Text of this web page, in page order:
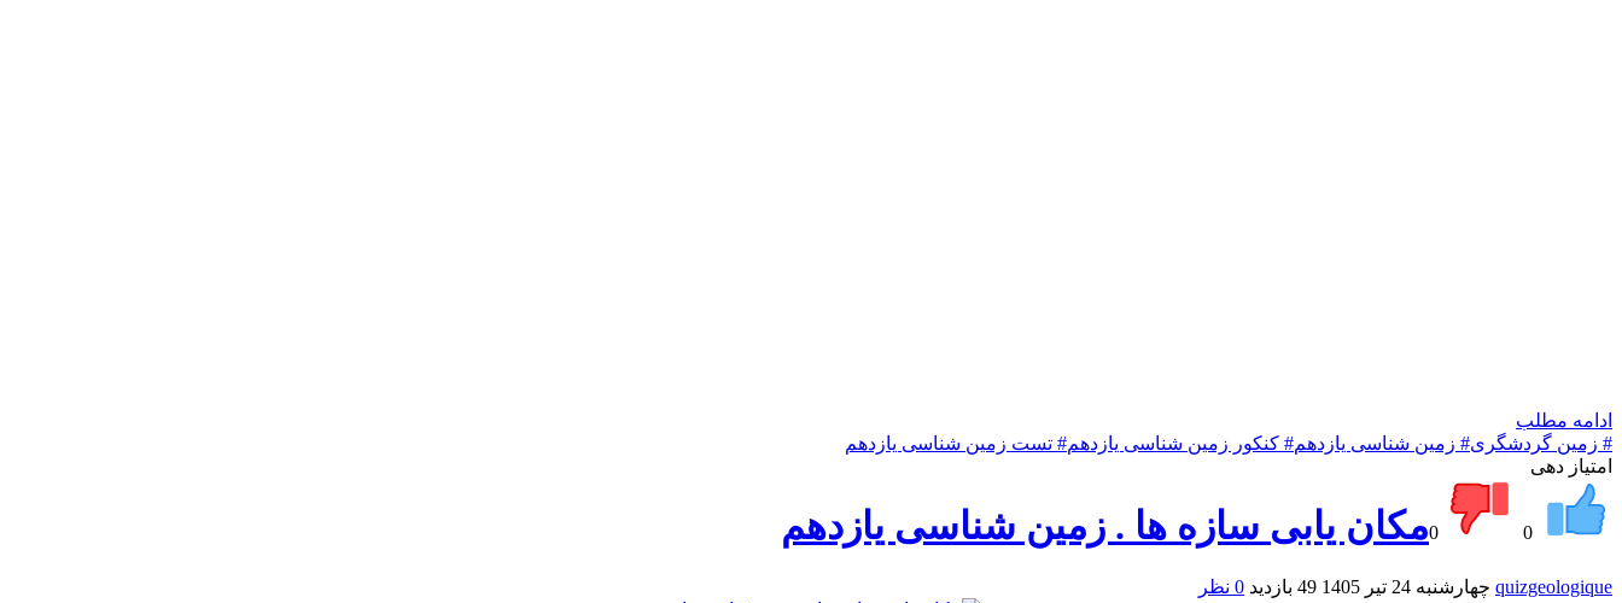
ادامه مطلب
# زمین گردشگری# زمین شناسی یازدهم# کنکور زمین شناسی یازدهم# تست زمین شناسی یازدهم
امتیاز دهی
0
0مکان یابی سازه ها . زمین شناسی یازدهم
quizgeologique چهارشنبه 24 تیر 1405 49 بازدید 0 نظر